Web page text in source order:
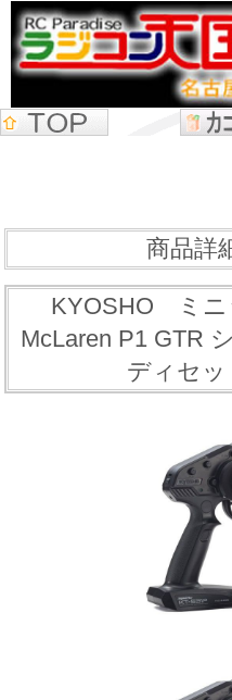
商品詳
KYOSHO ミニ
McLaren P1 GTR
ディセッ